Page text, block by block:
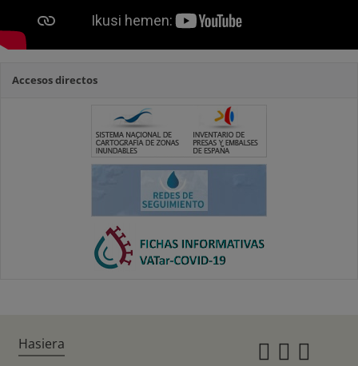
Accesos directos
Hasiera